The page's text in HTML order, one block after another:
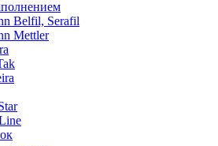
Belfil, Serafil
Mettler